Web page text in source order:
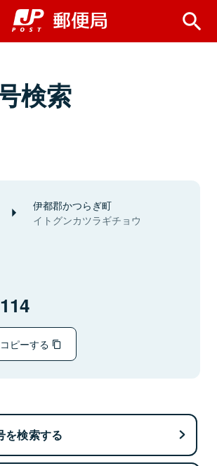
検索
伊都郡かつらぎ町
イトグンカツラギチョウ
ピーする
を検索する